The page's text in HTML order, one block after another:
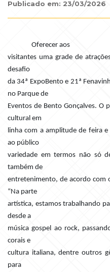
Publicado em: 23/03/2026
Oferecer aos
visitantes uma grade de
desafio
da 34ª ExpoBento e 21ª
no Parque de
Eventos de Bento Gonçalves. O
cultural em
linha com a amplitude de feira
ao público
variedade em termos não só
também de
entretenimento, de acordo com
“Na parte
artística, estamos trabalhando
desde a
música gospel ao rock,
corais e
cultura italiana, dentre outros
para